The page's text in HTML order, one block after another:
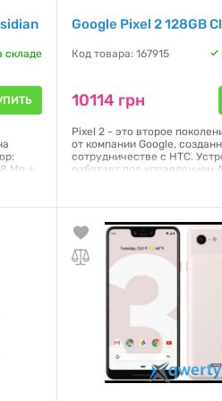
складе
Мп +
Google Pixel 2 128GB
Код товара: 167915
10114 грн
Pixel 2 - это второе
от компании Google,
сотрудничестве с HTC.
работает под управлением
Qualcomm Snapdragon 835.
обеспечивает оптимальный
временем работы от
производительностью в
сложных задачах. Дисплей
выполнен
3 месяца